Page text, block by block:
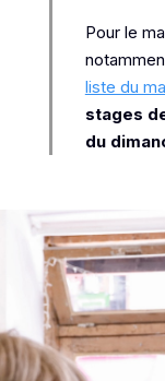
Pour le
liste du
stages
du